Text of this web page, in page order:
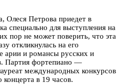
Олеся Петрова приедет в
специально для выступления на
пор не может поверить, что эта
откликнулась на его
арии и романсы русских и
Партия фортепиано —
международных конкурсов
в 19 часов.